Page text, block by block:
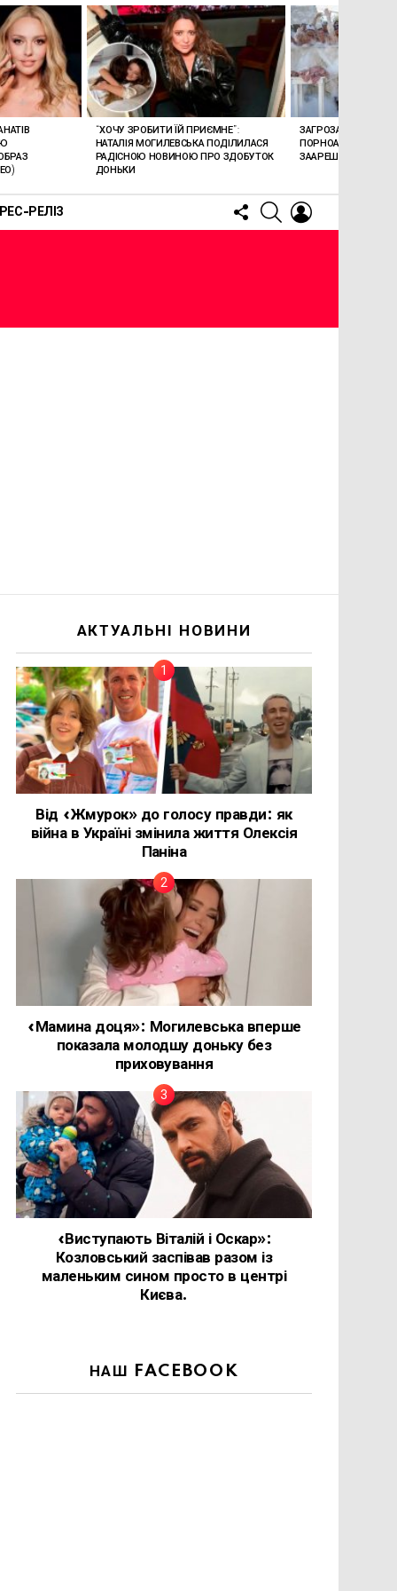
РЕЛІЗ
FOLLOW
US
SEARCH
“ХОЧУ ЗРОБИТИ ЇЙ ПРИЄМНЕ”:
НАТАЛІЯ МОГИЛЕВСЬКА ПОДІЛИЛАСЯ
РАДІСНОЮ НОВИНОЮ ПРО ЗДОБУТОК
ДОНЬКИ
ЗАГРОЗА 15 РОКІВ
ПОРНОАКТОРКА
ЗААРЕШТОВАНА НА
АКТУАЛЬНІ НОВИНИ
Від «Жмурок» до голосу правди: як
війна в Україні змінила життя Олексія
Паніна
«Мамина доця»: Могилевська вперше
показала молодшу доньку без
приховування
«Виступають Віталій і Оскар»:
Козловський заспівав разом із
маленьким сином просто в центрі
Києва.
НАШ FACEBOOK